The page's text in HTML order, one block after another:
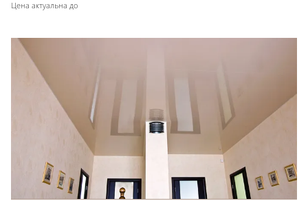
Цена актуальна до